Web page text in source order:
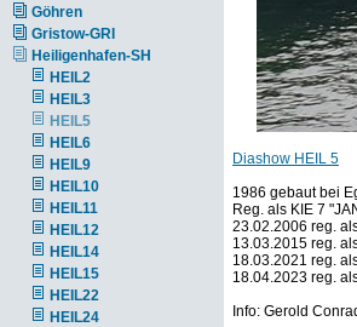
Göhren
Gristow-GRI
Heiligenhafen-SH
HEIL2
HEIL3
HEIL5
HEIL6
HEIL9
HEIL10
HEIL11
HEIL12
HEIL14
HEIL15
HEIL22
HEIL24
Diashow HEIL 5
1986 gebaut bei
Reg. als KIE 7
23.02.2006 reg.
13.03.2015 reg.
18.03.2021 reg.
18.04.2023 reg.
Info: Gerold